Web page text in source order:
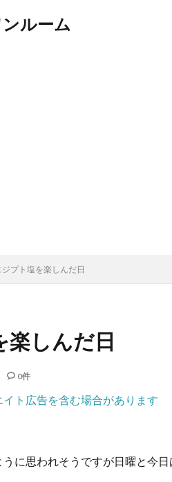
ルーム
ジプト塩を楽しんだ日
楽しんだ日
0件
ト広告を含む場合があります
に思われそうですが日曜と今日